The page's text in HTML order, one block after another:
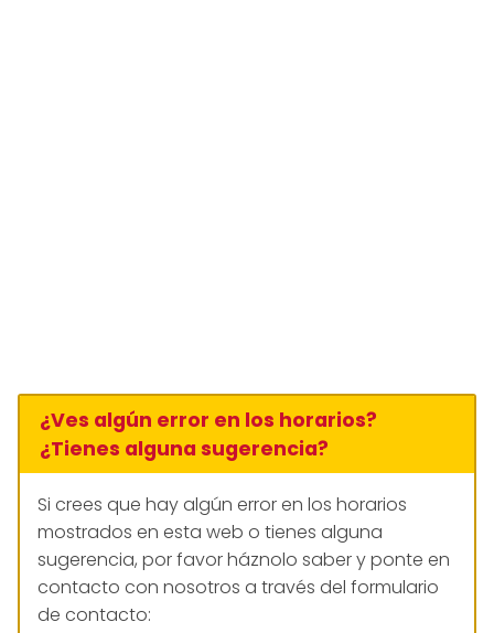
¿Ves algún error en los horarios?
¿Tienes alguna sugerencia?
Si crees que hay algún error en los horarios
mostrados en esta web o tienes alguna
sugerencia, por favor háznolo saber y ponte en
contacto con nosotros a través del formulario
de contacto: